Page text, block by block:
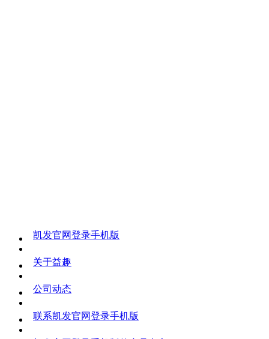
凯发官网登录手机版
关于益趣
公司动态
联系凯发官网登录手机版